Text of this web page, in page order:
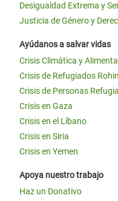
Desigualdad Extrema y
Justicia de Género y
Ayúdanos a salvar vidas
Crisis Climática y
Crisis de Refugiados
Crisis de Personas
Crisis en Gaza
Crisis en el Líbano
Crisis en Siria
Crisis en Yemen
Apoya nuestro trabajo
Haz un Donativo